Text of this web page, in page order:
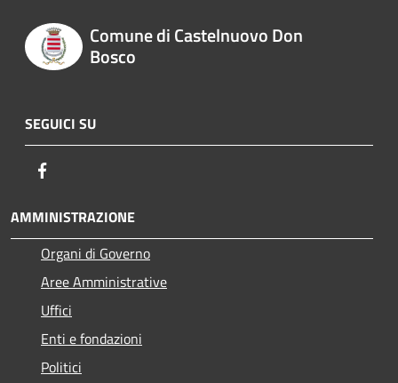
Comune di Castelnuovo Don
Bosco
SEGUICI SU
AMMINISTRAZIONE
Organi di Governo
Aree Amministrative
Uffici
Enti e fondazioni
Politici